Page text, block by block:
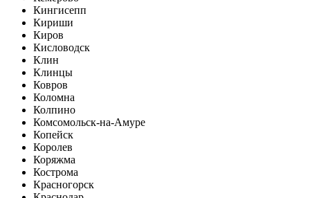
Кингисепп
Кириши
Киров
Кисловодск
Клин
Клинцы
Ковров
Коломна
Колпино
Комсомольск-на-Амуре
Копейск
Королев
Коряжма
Кострома
Красногорск